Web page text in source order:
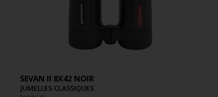
SEVAN II 8X42 NOIR
JUMELLES CLASSIQUES